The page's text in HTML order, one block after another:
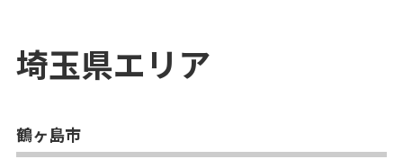
埼玉県エリア
鶴ヶ島市